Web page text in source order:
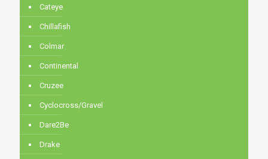
Cateye
Chillafish
Colmar
Continental
Cruzee
Cyclocross/Gravel
Dare2Be
Drake